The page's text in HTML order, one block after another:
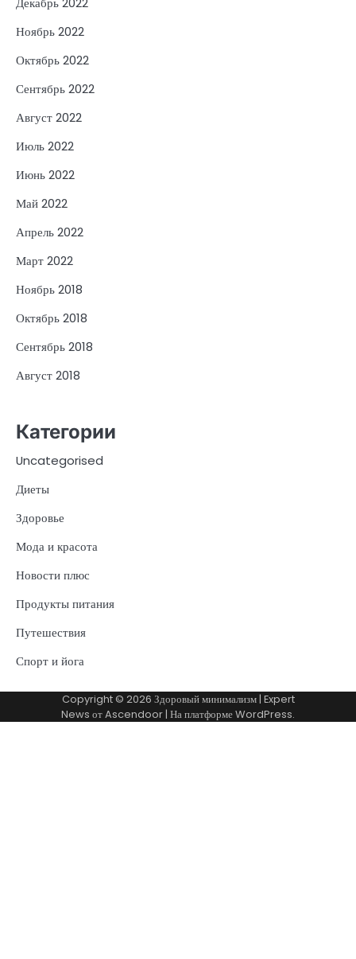
Ноябрь 2022
Октябрь 2022
Сентябрь 2022
Август 2022
Июль 2022
Июнь 2022
Май 2022
Апрель 2022
Март 2022
Ноябрь 2018
Октябрь 2018
Сентябрь 2018
Август 2018
Категории
Uncategorised
Диеты
Здоровье
Мода и красота
Новости плюс
Продукты питания
Путешествия
Спорт и йога
Copyright © 2026 Здоровый минимализм| Expert
News отAscendoor| На платформеWordPress.